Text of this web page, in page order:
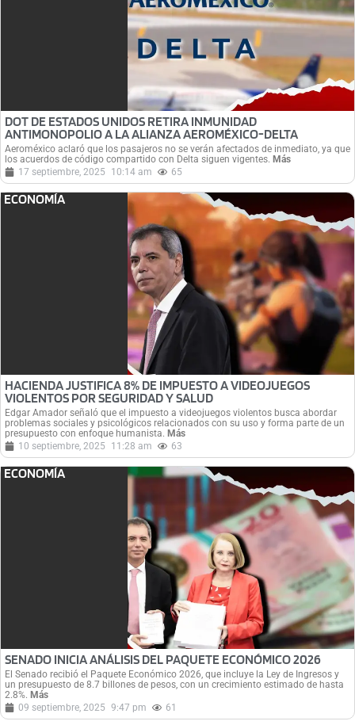
DOT DE ESTADOS UNIDOS RETIRA INMUNIDAD
ANTIMONOPOLIO A LA ALIANZA AEROMÉXICO-DELTA
Aeroméxico aclaró que los pasajeros no se verán afectados de inmediato, ya que
los acuerdos de código compartido con Delta siguen vigentes. Más
17 septiembre, 2025
10:14 am 65
ECONOMÍA
HACIENDA JUSTIFICA 8% DE IMPUESTO A VIDEOJUEGOS
VIOLENTOS POR SEGURIDAD Y SALUD
Édgar Amador señaló que el impuesto a videojuegos violentos busca abordar
problemas sociales y psicológicos relacionados con su uso y forma parte de un
presupuesto con enfoque humanista. Más
10 septiembre, 2025
11:28 am 63
ECONOMÍA
SENADO INICIA ANÁLISIS DEL PAQUETE ECONÓMICO 2026
El Senado recibió el Paquete Económico 2026, que incluye la Ley de Ingresos y
un presupuesto de 8.7 billones de pesos, con un crecimiento estimado de hasta
2.8%. Más
09 septiembre, 2025 9:47 pm 61